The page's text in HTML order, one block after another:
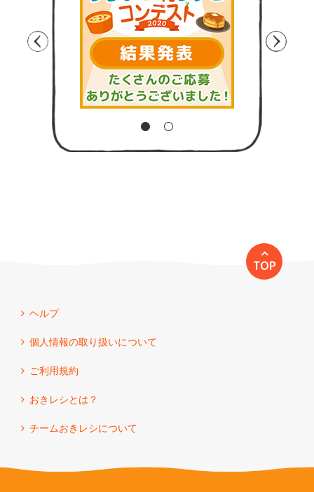
TOP
ヘルプ
個人情報の取り扱いについて
ご利用規約
おきレシとは？
チームおきレシについて